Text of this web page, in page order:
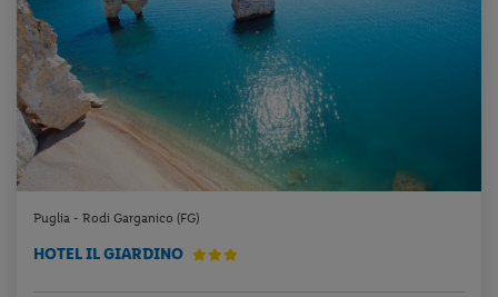
Puglia - Rodi Garganico (FG)
HOTEL IL GIARDINO